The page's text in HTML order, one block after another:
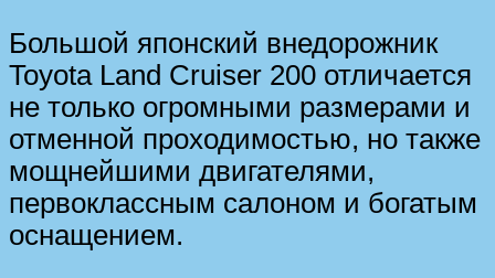
Большой японский внедорожник
Toyota Land Cruiser 200 отличается
не только огромными размерами и
отменной проходимостью, но также
мощнейшими двигателями,
первоклассным салоном и богатым
оснащением.